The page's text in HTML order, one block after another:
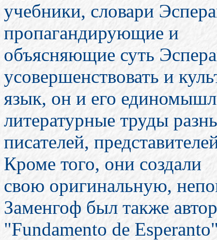
учебники, словари
пропагандирующие и
объясняющие суть
усовершенствовать и
язык, он и его
литературные труды
писателей,
Кроме того, они создали
свою оригинальную,
Заменгоф был также
"Fundamento de